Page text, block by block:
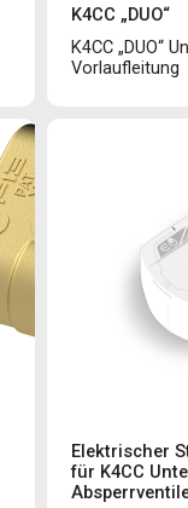
K4CC „DUO“
K4CC „DUO“
Vorlaufleitung
Elektrischer
für K4CC